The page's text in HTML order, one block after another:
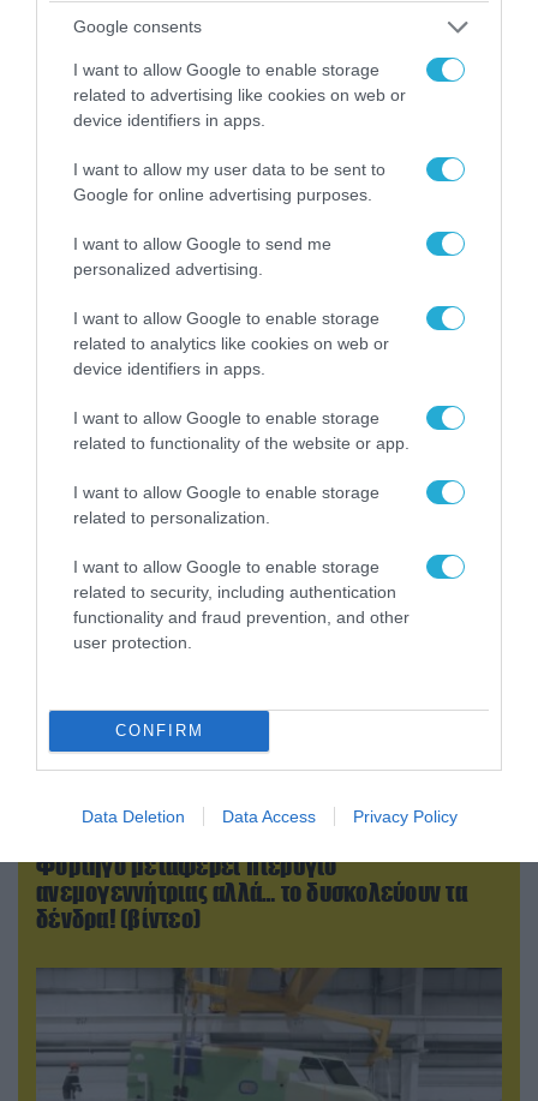
Google consents
I want to allow Google to enable storage
related to advertising like cookies on web or
device identifiers in apps.
I want to allow my user data to be sent to
Google for online advertising purposes.
I want to allow Google to send me
personalized advertising.
I want to allow Google to enable storage
related to analytics like cookies on web or
device identifiers in apps.
I want to allow Google to enable storage
related to functionality of the website or app.
I want to allow Google to enable storage
related to personalization.
I want to allow Google to enable storage
related to security, including authentication
functionality and fraud prevention, and other
user protection.
CONFIRM
Data Deletion Data Access Privacy Policy
POPULAR 24H
Τα πρώτα πλάνα ομάδας Βορειοκορεατών
στρατιωτών από την αποστολή των 30.000
που έφτασαν στη Ρωσία (βίντεο)
Φορτηγό μεταφέρει πτερύγιο
ανεμογεννήτριας αλλά… το δυσκολεύουν τα
δένδρα! (βίντεο)